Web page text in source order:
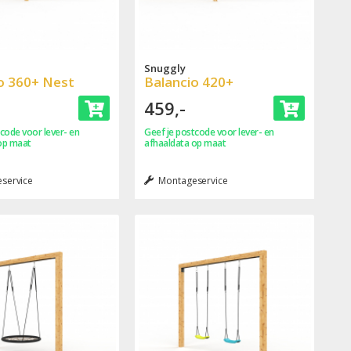
360+ Nest
voor lever- en
maat
Snuggly
Balancio 420+
459,-
Geef je postcode voor lever- en
afhaaldata op maat
Montageservice